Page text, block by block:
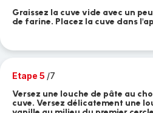
Graissez la cuve vide avec un
de farine. Placez la cuve dans
Etape 5 /7
Versez une louche de pâte au
cuve. Versez délicatement une